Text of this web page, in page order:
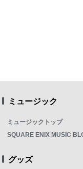
ミュージック
ミュージックトップ
SQUARE ENIX MUSIC
グッズ